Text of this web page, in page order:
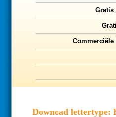
Gratis
Commerciële
Downoad lettertype: